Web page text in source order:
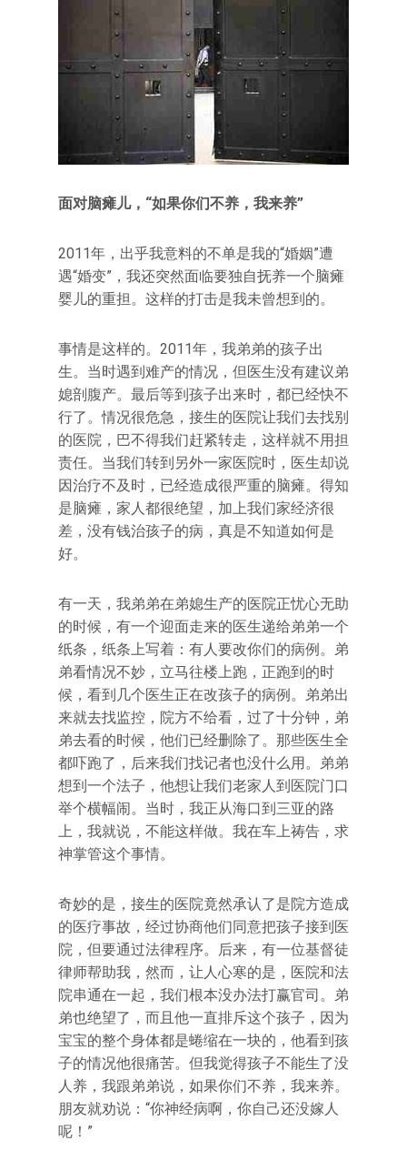
面对脑瘫儿，“如果你们不养，我来养”
2011年，出乎我意料的不单是我的“婚姻”遭
遇“婚变”，我还突然面临要独自抚养一个脑瘫
婴儿的重担。这样的打击是我未曾想到的。
事情是这样的。2011年，我弟弟的孩子出
生。当时遇到难产的情况，但医生没有建议弟
媳剖腹产。最后等到孩子出来时，都已经快不
行了。情况很危急，接生的医院让我们去找别
的医院，巴不得我们赶紧转走，这样就不用担
责任。当我们转到另外一家医院时，医生却说
因治疗不及时，已经造成很严重的脑瘫。得知
是脑瘫，家人都很绝望，加上我们家经济很
差，没有钱治孩子的病，真是不知道如何是
好。
有一天，我弟弟在弟媳生产的医院正忧心无助
的时候，有一个迎面走来的医生递给弟弟一个
纸条，纸条上写着：有人要改你们的病例。弟
弟看情况不妙，立马往楼上跑，正跑到的时
候，看到几个医生正在改孩子的病例。弟弟出
来就去找监控，院方不给看，过了十分钟，弟
弟去看的时候，他们已经删除了。那些医生全
都吓跑了，后来我们找记者也没什么用。弟弟
想到一个法子，他想让我们老家人到医院门口
举个横幅闹。当时，我正从海口到三亚的路
上，我就说，不能这样做。我在车上祷告，求
神掌管这个事情。
奇妙的是，接生的医院竟然承认了是院方造成
的医疗事故，经过协商他们同意把孩子接到医
院，但要通过法律程序。后来，有一位基督徒
律师帮助我，然而，让人心寒的是，医院和法
院串通在一起，我们根本没办法打赢官司。弟
弟也绝望了，而且他一直排斥这个孩子，因为
宝宝的整个身体都是蜷缩在一块的，他看到孩
子的情况他很痛苦。但我觉得孩子不能生了没
人养，我跟弟弟说，如果你们不养，我来养。
朋友就劝说：“你神经病啊，你自己还没嫁人
呢！”